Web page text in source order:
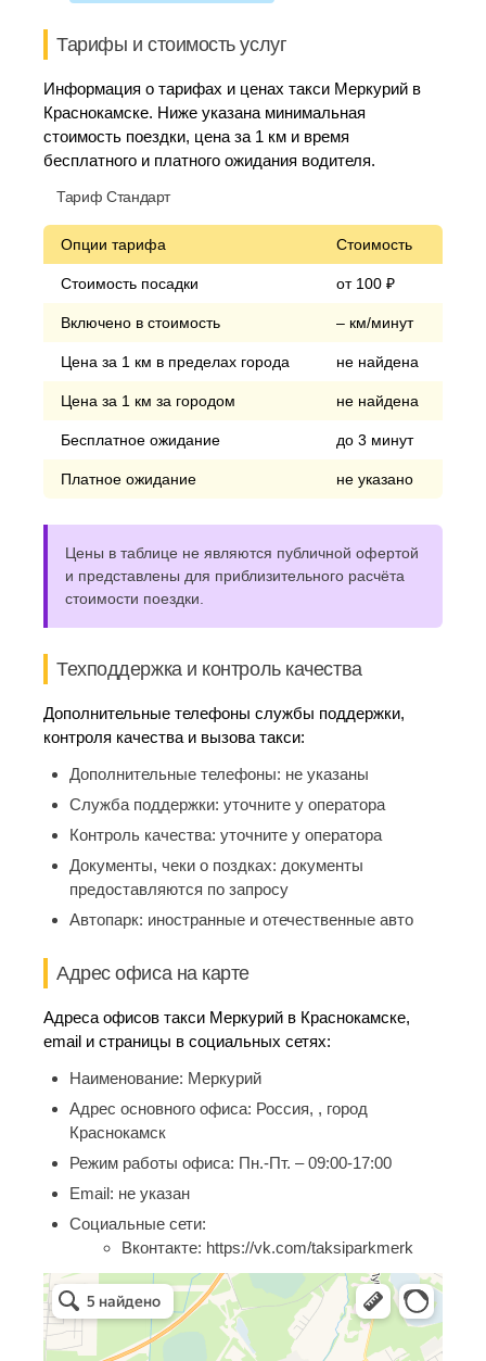
Тарифы и стоимость услуг
Информация о тарифах и ценах такси Меркурий в
Краснокамске. Ниже указана минимальная
стоимость поездки, цена за 1 км и время
бесплатного и платного ожидания водителя.
Тариф Стандарт
Опции тарифа Стоимость
Стоимость посадки от 100 ₽
Включено в стоимость – км/минут
Цена за 1 км в пределах города не найдена
Цена за 1 км за городом не найдена
Бесплатное ожидание до 3 минут
Платное ожидание не указано
Цены в таблице не являются публичной офертой
и представлены для приблизительного расчёта
стоимости поездки.
Техподдержка и контроль качества
Дополнительные телефоны службы поддержки,
контроля качества и вызова такси:
Дополнительные телефоны: не указаны
Служба поддержки: уточните у оператора
Контроль качества: уточните у оператора
Документы, чеки о поздках: документы
предоставляются по запросу
Автопарк: иностранные и отечественные авто
Адрес офиса на карте
Адреса офисов такси Меркурий в Краснокамске,
email и страницы в социальных сетях:
Наименование: Меркурий
Адрес основного офиса: Россия, , город
Краснокамск
Режим работы офиса: Пн.-Пт. – 09:00-17:00
Email: не указан
Социальные сети:
Вконтакте: https://vk.com/taksiparkmerk